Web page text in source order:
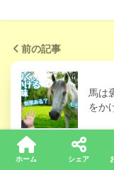
前の記事
馬は
をか
ホーム シェア